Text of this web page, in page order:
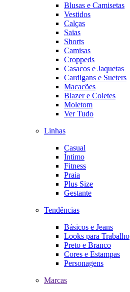
Blusas e Camisetas
Vestidos
Calças
Saias
Shorts
Camisas
Croppeds
Casacos e Jaquetas
Cardigans e Sueters
Macacões
Blazer e Coletes
Moletom
Ver Tudo
Linhas
Casual
Íntimo
Fitness
Praia
Plus Size
Gestante
Tendências
Básicos e Jeans
Looks para Trabalho
Preto e Branco
Cores e Estampas
Personagens
Marcas